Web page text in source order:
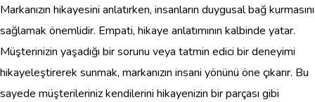
Markanızın hikayesini anlatırken, insanların duygusal bağ kurmasını
sağlamak önemlidir. Empati, hikaye anlatımının kalbinde yatar.
Müşterinizin yaşadığı bir sorunu veya tatmin edici bir deneyimi
hikayeleştirerek sunmak, markanızın insani yönünü öne çıkarır. Bu
sayede müşterileriniz kendilerini hikayenizin bir parçası gibi